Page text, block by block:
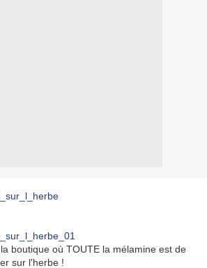
boutique où TOUTE la mélamine est de
sur l'herbe !